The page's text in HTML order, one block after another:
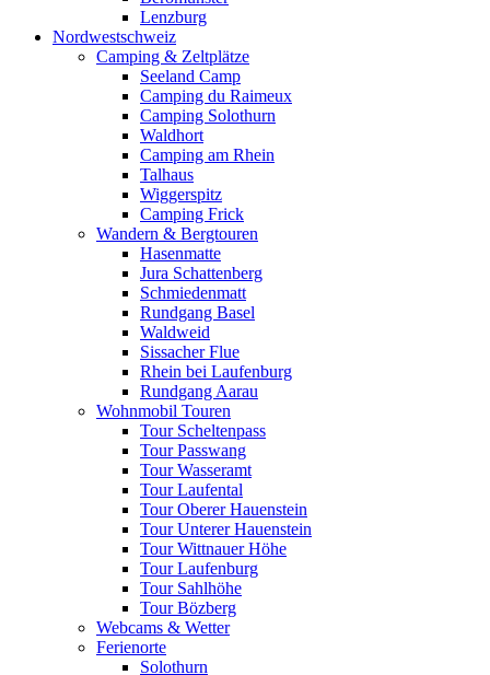
Lenzburg
Nordwestschweiz
Camping & Zeltplätze
Seeland Camp
Camping du Raimeux
Camping Solothurn
Waldhort
Camping am Rhein
Talhaus
Wiggerspitz
Camping Frick
Wandern & Bergtouren
Hasenmatte
Jura Schattenberg
Schmiedenmatt
Rundgang Basel
Waldweid
Sissacher Flue
Rhein bei Laufenburg
Rundgang Aarau
Wohnmobil Touren
Tour Scheltenpass
Tour Passwang
Tour Wasseramt
Tour Laufental
Tour Oberer Hauenstein
Tour Unterer Hauenstein
Tour Wittnauer Höhe
Tour Laufenburg
Tour Sahlhöhe
Tour Bözberg
Webcams & Wetter
Ferienorte
Solothurn